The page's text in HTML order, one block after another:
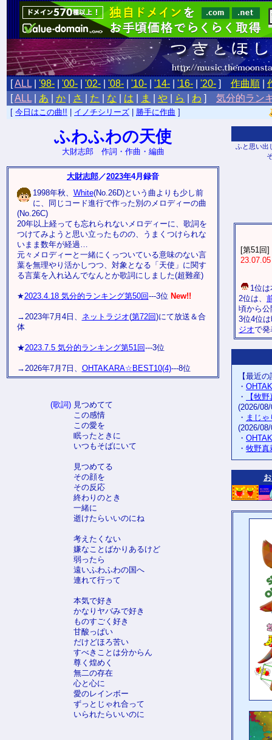
[ALL '98- '00- '02- '08- '10- '14- '16- '20- ] 作曲順
[ALL あ か さ た な は ま や ら わ ] 気分的ラン
[ 今日はこの曲!! イノチシリーズ 勝手に作曲 ]
ふわふわの天使
大財志郎 作詞・作曲・編曲
大財志郎／2023年4月録音
1998年秋、 White(No.26D)という曲よりも少し前
に、同じコード進行で作った別のメロディーの曲
(No.26C)
20年以上経っても忘れられないメロディーに、歌詞を
つけてみようと思い立ったものの、うまくつけられな
いまま数年が経過…
元々メロディーと一緒にくっついている意味のない言
葉を無理やり活かしつつ、対象となる「天使」に関す
る言葉を入れ込んでなんとか歌詞にしました(超難産)
★2023.4.18 気分的ランキング第50回---3位 New!!
→2023年7月4日、 ネットラジオ(第72回)にて放送＆合
体
★2023.7.5 気分的ランキング第51回---3位
→2026年7月7日、 OHTAKARA☆BEST10(4)---8位
(歌詞) 見つめてて
この感情
この愛を
眠ったときに
いつもそばにいて
見つめてる
その顔を
その反応
終わりのとき
一緒に
逝けたらいいのにね
考えたくない
嫌なことばかりあるけど
弱ったら
遠いふわふわの国へ
連れて行って
本気で好き
かなりヤバみで好き
ものすごく好き
甘酸っぱい
だけどほろ苦い
すべきことは分からん
尊く煌めく
無二の存在
心と心に
愛のレインボー
ずっとじゃれ合って
いられたらいいのに
ふと思い出
[第51回]
23.07.05
1位
2位は、
頃から
3位4位
ジオで発
【最近
・
・
【牧
(2026/
・ まじ
(2026/
・
・ 牧野真